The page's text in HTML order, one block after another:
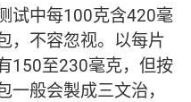
试中每100克含420毫
，不容忽视。以每片
150至230毫克，但按
般会製成三文治，